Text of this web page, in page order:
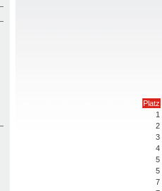
Platz
1
2
3
4
5
5
7